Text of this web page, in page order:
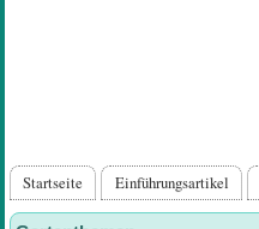
Hauptnavigation
Startseite Einführungsartikel